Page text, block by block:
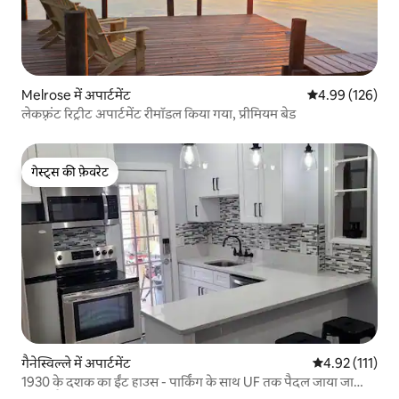
Melrose में अपार्टमेंट औसत रेटिंग 5 में से
4.99 (126)
लेकफ़्रंट रिट्रीट अपार्टमेंट रीमॉडल किया गया, प्रीमियम बेड
गेस्ट्स की फ़ेवरेट
गेस्ट्स की फ़ेवरेट
गैनेस्विल्ले में अपार्टमेंट औसत रेटिंग 5 में से
4.92 (111)
1930 के दशक का ईंट हाउस - पार्किंग के साथ UF तक पैदल जाया जा